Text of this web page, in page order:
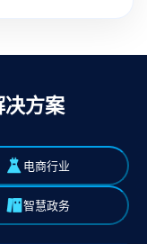
方案
电商行业
智慧政务